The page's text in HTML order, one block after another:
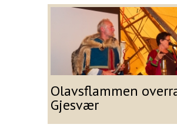
Olavsflammen
Gjesvær